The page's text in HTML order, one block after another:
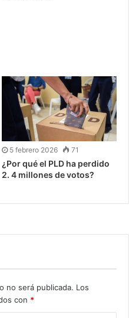
5 febrero 2026 71
¿Por qué el PLD ha perdido
2. 4 millones de votos?
no será publicada. Los
con *